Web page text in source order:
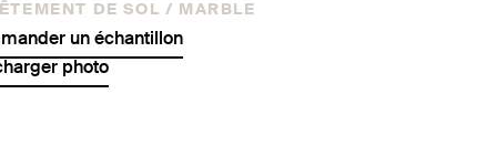
DE SOL / MARBLE
un échantillon
photo